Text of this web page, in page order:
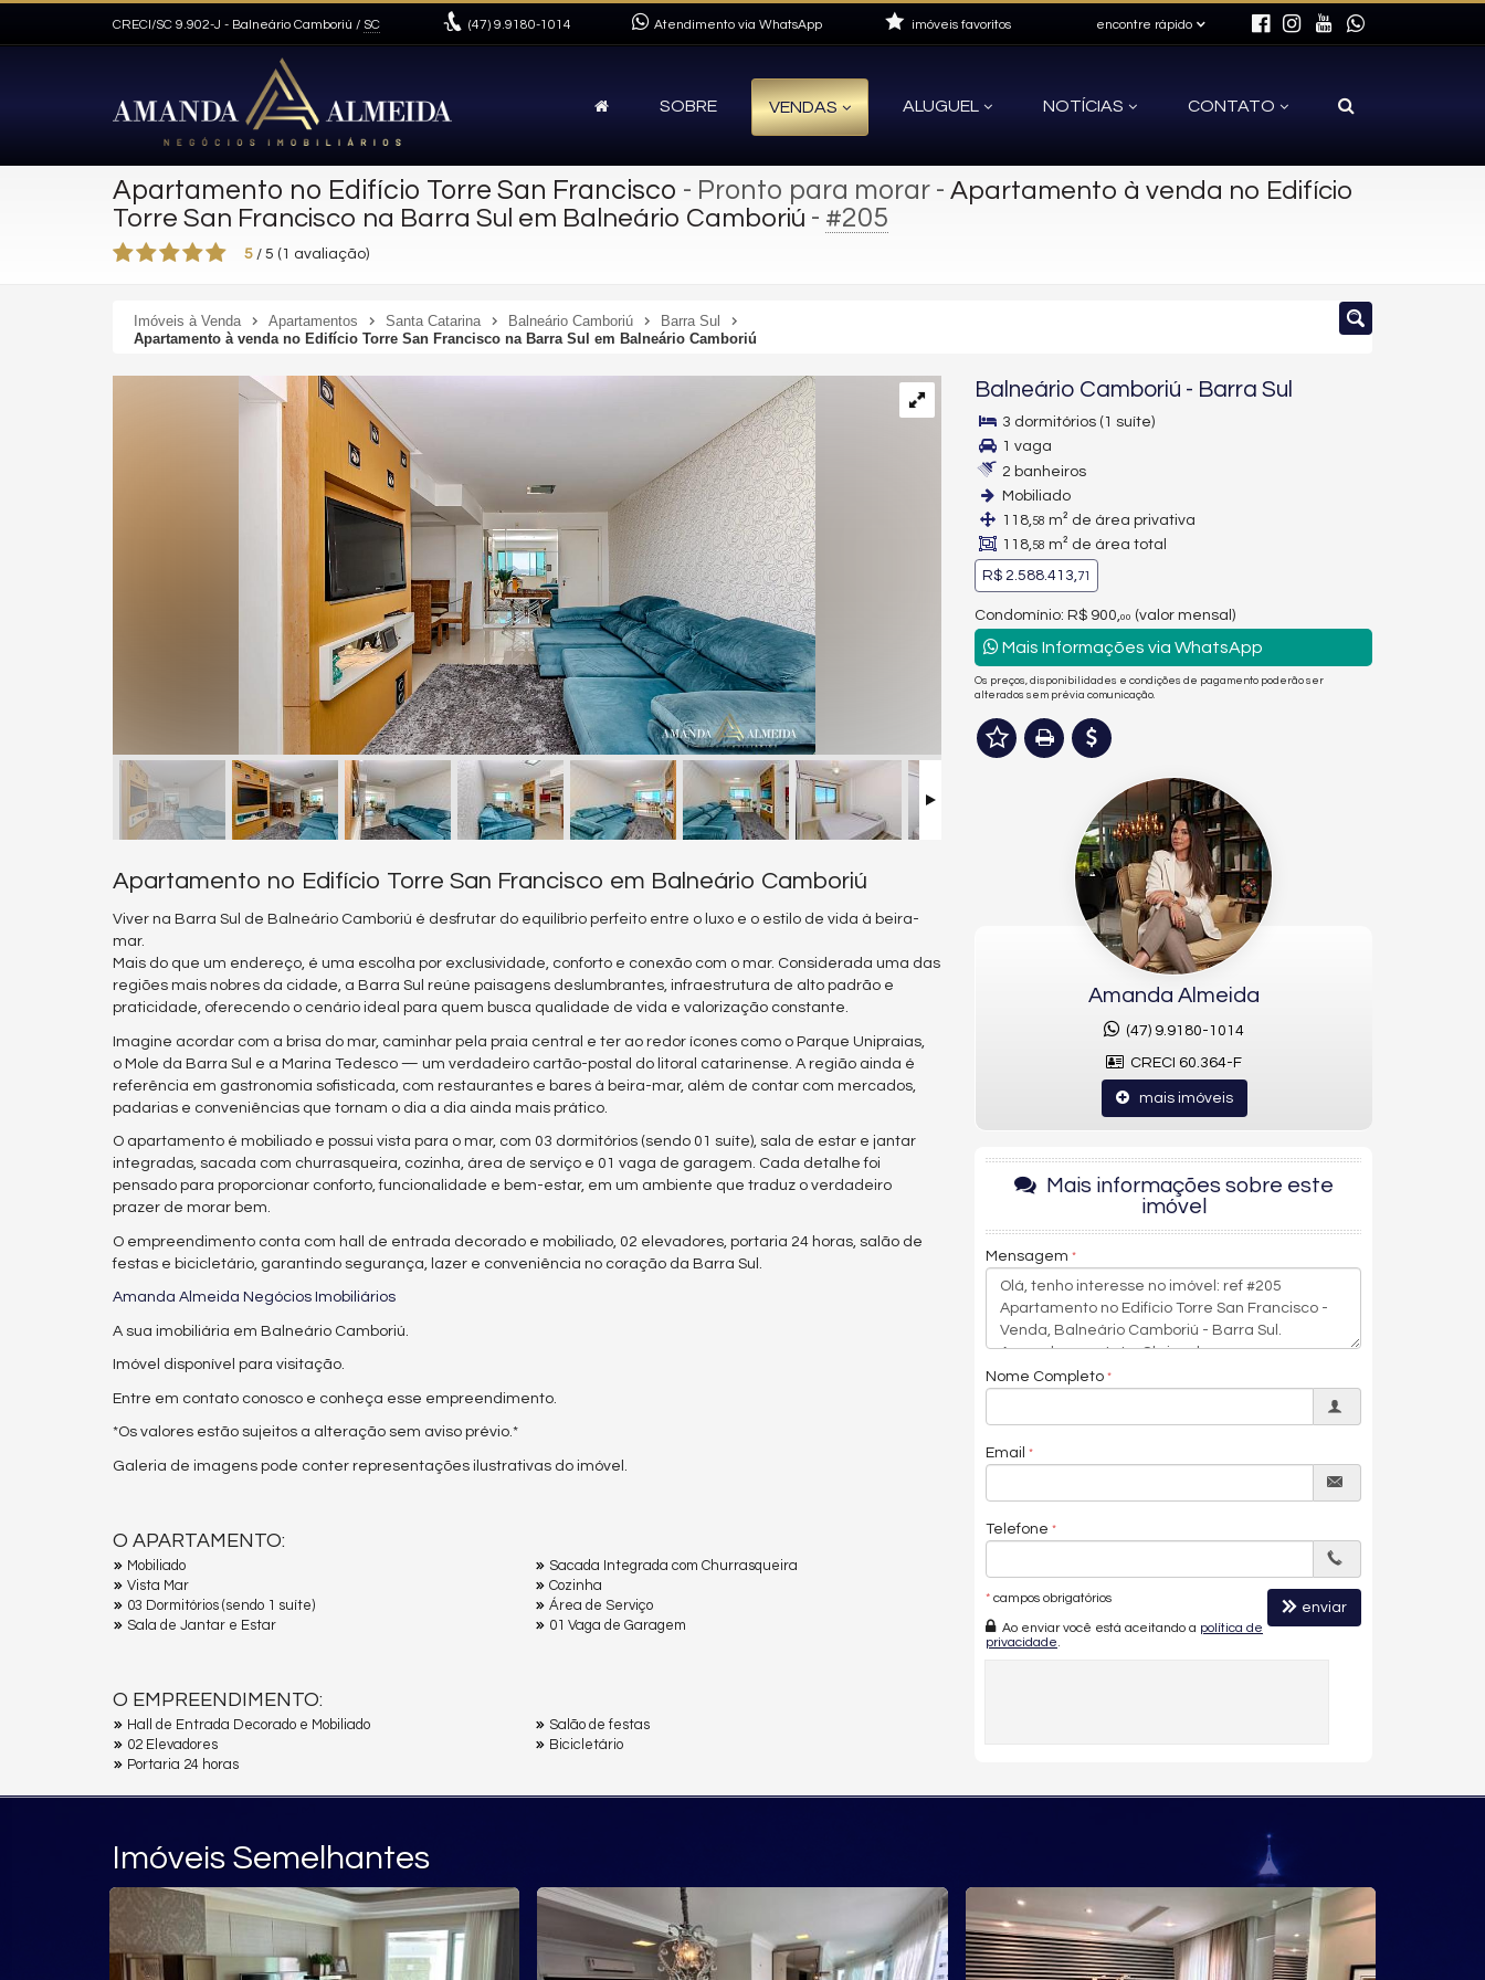
CRECI/SC 9.902-J - Balneário Camboriú / SC (47) 9.9180-1014 Atendimento via WhatsApp encontre rápido
imóveis favoritos
SOBRE VENDAS ALUGUEL NOTÍCIAS CONTATO
Apartamento no Edifício Torre San Francisco - Pronto para morar - Apartamento à venda no Edifício
Torre San Francisco na Barra Sul em Balneário Camboriú - #205
5 / 5 ( 1 avaliação)
Imóveis à Venda Apartamentos Santa Catarina Balneário Camboriú
Barra Sul
Apartamento à venda no Edifício Torre San Francisco na Barra Sul em Balneário Camboriú
Apartamento no Edifício Torre San Francisco em Balneário Camboriú
Viver na Barra Sul de Balneário Camboriú é desfrutar do equilíbrio perfeito entre o luxo e o estilo de vida à beira-
mar.
Mais do que um endereço, é uma escolha por exclusividade, conforto e conexão com o mar. Considerada uma das
regiões mais nobres da cidade, a Barra Sul reúne paisagens deslumbrantes, infraestrutura de alto padrão e
praticidade, oferecendo o cenário ideal para quem busca qualidade de vida e valorização constante.
Imagine acordar com a brisa do mar, caminhar pela praia central e ter ao redor ícones como o Parque Unipraias,
o Mole da Barra Sul e a Marina Tedesco — um verdadeiro cartão-postal do litoral catarinense. A região ainda é
referência em gastronomia sofisticada, com restaurantes e bares à beira-mar, além de contar com mercados,
padarias e conveniências que tornam o dia a dia ainda mais prático.
O apartamento é mobiliado e possui vista para o mar, com 03 dormitórios (sendo 01 suíte), sala de estar e jantar
integradas, sacada com churrasqueira, cozinha, área de serviço e 01 vaga de garagem. Cada detalhe foi
pensado para proporcionar conforto, funcionalidade e bem-estar, em um ambiente que traduz o verdadeiro
prazer de morar bem.
O empreendimento conta com hall de entrada decorado e mobiliado, 02 elevadores, portaria 24 horas, salão de
festas e bicicletário, garantindo segurança, lazer e conveniência no coração da Barra Sul.
Amanda Almeida Negócios Imobiliários
A sua imobiliária em Balneário Camboriú.
Imóvel disponível para visitação.
Entre em contato conosco e conheça esse empreendimento.
*Os valores estão sujeitos a alteração sem aviso prévio.*
Galeria de imagens pode conter representações ilustrativas do imóvel.
O APARTAMENTO:
Mobiliado
Vista Mar
03 Dormitórios (sendo 1 suíte)
Sala de Jantar e Estar
Sacada Integrada com Churrasqueira
Cozinha
Área de Serviço
01 Vaga de Garagem
O EMPREENDIMENTO:
Hall de Entrada Decorado e Mobiliado
02 Elevadores
Portaria 24 horas
Salão de festas
Bicicletário
Balneário Camboriú - Barra Sul
3 dormitórios (1 suíte)
1 vaga
2 banheiros
Mobiliado
118,58 m² de área privativa
118,58 m² de área total
R$ 2.588.413,71
Condomínio: R$ 900, 00 (valor mensal)
Mais Informações via WhatsApp
Os preços, disponibilidades e condições de pagamento poderão ser
alterados sem prévia comunicação.
Amanda Almeida
(47) 9.9180-1014
CRECI 60.364-F
mais imóveis
Mais informações sobre este
imóvel
Mensagem
Nome Completo
Email
Telefone
* campos obrigatórios
Ao enviar você está aceitando a política de
privacidade
enviar
Imóveis Semelhantes